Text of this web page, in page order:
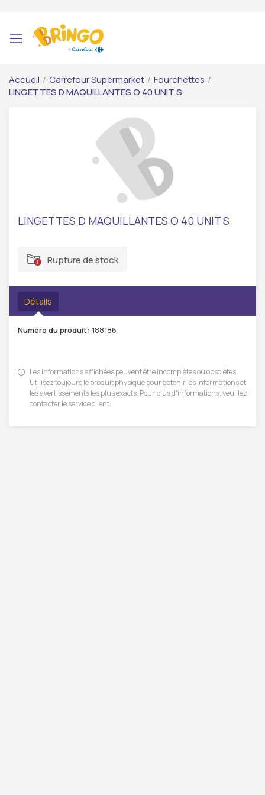
Accueil / Carrefour Supermarket / Fourchettes /
LINGETTES D MAQUILLANTES O 40 UNIT S
LINGETTES D MAQUILLANTES O 40 UNIT S
Rupture de stock
Détails
Numéro du produit: 188186
Les informations affichées peuvent être incomplètes ou obsolètes.
Utilisez toujours le produit physique pour obtenir les informations et
les avertissements les plus exacts. Pour plus d'informations, veuillez
contacter le service client.